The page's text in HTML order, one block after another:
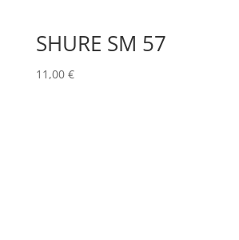
SHURE SM 57
11,00 €